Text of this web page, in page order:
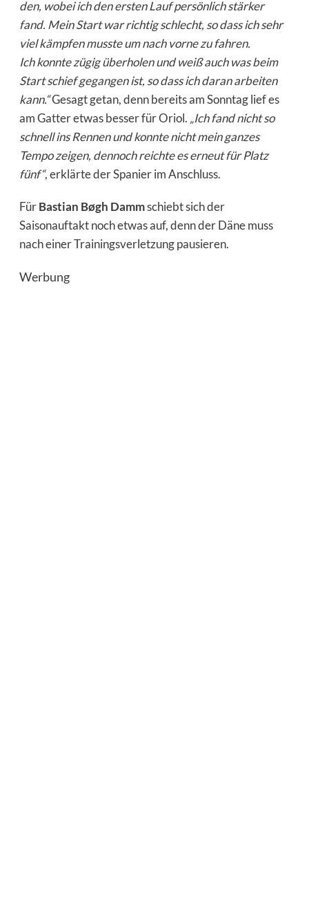
den, wobei ich den ersten Lauf persönlich stärker
fand. Mein Start war richtig schlecht, so dass ich sehr
viel kämpfen musste um nach vorne zu fahren.
Ichkonnte zügig überholen und weiß auch was beim
Start schief gegangen ist, sodass ich daran arbeiten
kann.“Gesagt getan, denn bereits am Sonntag lief es
am Gatter etwas besser für Oriol. „Ich fand nicht so
schnell ins Rennen undkonnte nicht mein ganzes
Tempo zeigen, dennoch reichte es erneut für Platz
fünf“, erklärte der Spanier im Anschluss.
FürBastian Bøgh Dammschiebt sich der
Saisonauftakt noch etwas auf, denn der Däne muss
nach einer Trainingsverletzung pausieren.
Werbung